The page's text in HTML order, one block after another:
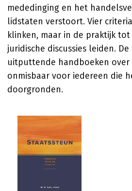
mededinging en het
lidstaten verstoort. Vier
klinken, maar in de praktijk
juridische discussies leiden.
uitputtende handboeken
onmisbaar voor iedereen die
doorgronden.